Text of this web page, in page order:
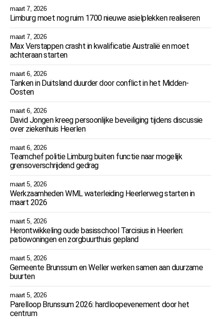
maart 7, 2026
Limburg moet nog ruim 1700 nieuwe asielplekken realiseren
maart 7, 2026
Max Verstappen crasht in kwalificatie Australië en moet
achteraan starten
maart 6, 2026
Tanken in Duitsland duurder door conflict in het Midden-
Oosten
maart 6, 2026
David Jongen kreeg persoonlijke beveiliging tijdens discussie
over ziekenhuis Heerlen
maart 6, 2026
Teamchef politie Limburg buiten functie naar mogelijk
grensoverschrijdend gedrag
maart 5, 2026
Werkzaamheden WML waterleiding Heerlerweg starten in
maart 2026
maart 5, 2026
Herontwikkeling oude basisschool Tarcisius in Heerlen:
patiowoningen en zorgbuurthuis gepland
maart 5, 2026
Gemeente Brunssum en Weller werken samen aan duurzame
buurten
maart 5, 2026
Parelloop Brunssum 2026: hardloopevenement door het
centrum